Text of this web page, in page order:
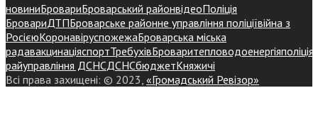
новиниБровариБроварський районвідеоПоліція
БровариДТПБроварське районне управління поліціївійна з
РосієюКоронавіруспожежаБроварська міська
радавакцинаціяспортТребухівБроваритепловодоенергіяполіція
райуправління ДСНСДСНСбюджетКняжичі
Всі права захищені: © 2023, «Громадський Ревізор»